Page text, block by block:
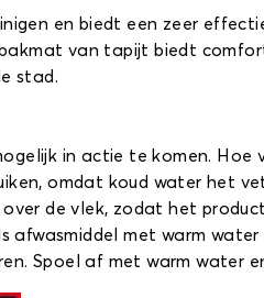
en biedt een zeer
van tapijt biedt
stad.
in actie te komen. Hoe
omdat koud water het
de vlek, zodat het
afwasmiddel met warm
Spoel af met warm water